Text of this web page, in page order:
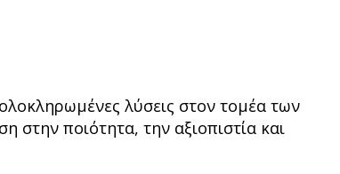
λύσεις στον τομέα των
στην ποιότητα, την αξιοπιστία και